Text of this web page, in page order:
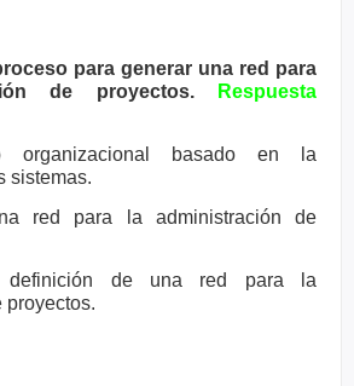
para generar una red para
de proyectos.
Respuesta
organizacional basado en la
sistemas.
red para la administración de
de una red para la
proyectos.